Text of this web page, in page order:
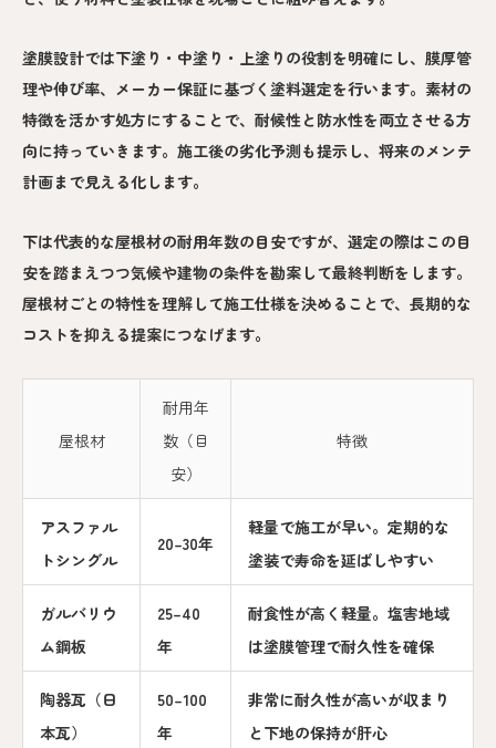
塗膜設計では下塗り・中塗り・上塗りの役割を明確にし、膜厚管
理や伸び率、メーカー保証に基づく塗料選定を行います。素材の
特徴を活かす処方にすることで、耐候性と防水性を両立させる方
向に持っていきます。施工後の劣化予測も提示し、将来のメンテ
計画まで見える化します。
下は代表的な屋根材の耐用年数の目安ですが、選定の際はこの目
安を踏まえつつ気候や建物の条件を勘案して最終判断をします。
屋根材ごとの特性を理解して施工仕様を決めることで、長期的な
コストを抑える提案につなげます。
屋根材
耐用年
数（目
安）
特徴
アスファル
トシングル
20–30年
軽量で施工が早い。定期的な
塗装で寿命を延ばしやすい
ガルバリウ
ム鋼板
25–40
年
耐食性が高く軽量。塩害地域
は塗膜管理で耐久性を確保
陶器瓦（日
本瓦）
50–100
年
非常に耐久性が高いが収まり
と下地の保持が肝心